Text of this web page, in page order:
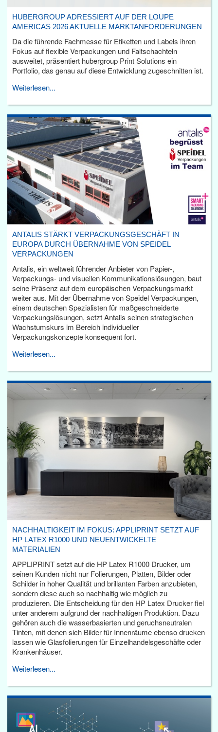
HUBERGROUP ADRESSIERT AUF DER LOUPE
AMERICAS 2026 AKTUELLE MARKTANFORDERUNGEN
Da die führende Fachmesse für Etiketten und Labels ihren
Fokus auf flexible Verpackungen und Faltschachteln
ausweitet, präsentiert hubergroup Print Solutions ein
Portfolio, das genau auf diese Entwicklung zugeschnitten ist.
Weiterlesen...
ANTALIS STÄRKT VERPACKUNGSGESCHÄFT IN
EUROPA DURCH ÜBERNAHME VON SPEIDEL
VERPACKUNGEN
Antalis, ein weltweit führender Anbieter von Papier-,
Verpackungs- und visuellen Kommunikationslösungen, baut
seine Präsenz auf dem europäischen Verpackungsmarkt
weiter aus. Mit der Übernahme von Speidel Verpackungen,
einem deutschen Spezialisten für maßgeschneiderte
Verpackungslösungen, setzt Antalis seinen strategischen
Wachstumskurs im Bereich individueller
Verpackungskonzepte konsequent fort.
Weiterlesen...
NACHHALTIGKEIT IM FOKUS: APPLIPRINT SETZT AUF
HP LATEX R1000 UND NEUENTWICKELTE
MATERIALIEN
APPLIPRINT setzt auf die HP Latex R1000 Drucker, um
seinen Kunden nicht nur Folierungen, Platten, Bilder oder
Schilder in hoher Qualität und brillanten Farben anzubieten,
sondern diese auch so nachhaltig wie möglich zu
produzieren. Die Entscheidung für den HP Latex Drucker fiel
unter anderem aufgrund der nachhaltigen Produktion. Dazu
gehören auch die wasserbasierten und geruchsneutralen
Tinten, mit denen sich Bilder für Innenräume ebenso drucken
lassen wie Glasfolierungen für Einzelhandelsgeschäfte oder
Krankenhäuser.
Weiterlesen...